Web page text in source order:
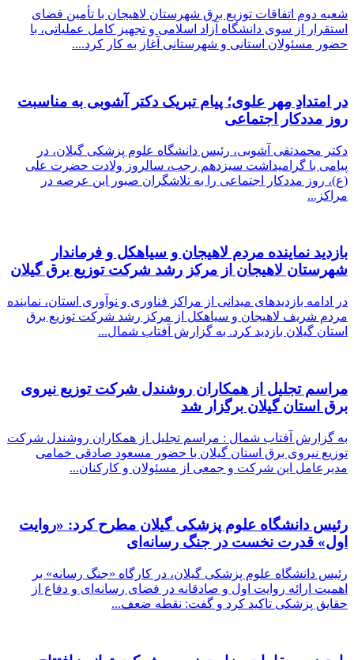
شعبه دوم اتفاقات توزیع برق شهرستان لاهیجان با تأمین فضای
استقرار از سوی دانشگاه آزاد اسلامی و تجهیز کامل عملیاتی، با
حضور مسئولان استانی و شهرستانی آغاز به کار کرد....
در امتدادِ مِهر علوی؛ پیام تبریک دکتر آشوبی به مناسبت
روز مددکار اجتماعی
دکتر محمدتقی آشوبی، رئیس دانشگاه علوم پزشکی گیلان، در
پیامی با گرامیداشت سیزدهم رجب، سالروز ولادت حضرت علی
(ع)، روز مددکار اجتماعی را به تلاشگران صبور این عرصه در
مراکز...
بازدید نماینده مردم لاهیجان و سیاهكل و فرماندار
شهرستان لاهیجان از مركز رشد شركت توزیع برق گیلان
در ادامه بازدیدهای میدانی از مراکز فناوری و نوآوری استان، نماینده
مردم شریف لاهیجان و سیاهکل از مرکز رشد شرکت توزیع برق
استان گیلان بازدید کرد. به گزارش آفتاب شمال...
مراسم تجلیل از همكاران روشندل شركت توزیع نیروی
برق استان گیلان برگزار شد
به گزارش آفتاب شمال : مراسم تجلیل از همکاران روشندل شرکت
توزیع نیروی برق استان گیلان با حضور مسعود صادقی خمامی
مدیرعامل این شرکت و جمعی از مسئولان و کارکنان...
رئیس دانشگاه علوم پزشکی گیلان مطرح کرد: «روایت
اول» قدرت نخست در جنگ رسانه‌ای
رئیس دانشگاه علوم پزشکی گیلان، در کارگاه «جنگ رسانه» بر
اهمیت ارائه روایت اول و صادقانه در فضای رسانه‌ای و دفاع از
حقایق پزشکی تاکید کرد و گفت: نقطه ضعف...